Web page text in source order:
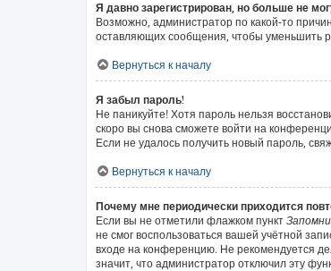
Я давно зарегистрирован, но больше не
Возможно, администратор по какой-то
оставляющих сообщения, чтобы уменьшить
Вернуться к началу
Я забыл пароль!
Не паникуйте! Хотя пароль нельзя
скоро вы снова сможете войти на
Если не удалось получить новый пароль,
Вернуться к началу
Почему мне периодически приходится
Если вы не отметили флажком пункт
не смог воспользоваться вашей учётной
входе на конференцию. Не рекомендуется
значит, что администратор отключил эту